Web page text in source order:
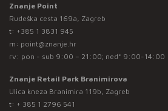
Znanje Point
Rudeška cesta 169a, Zagreb
t: +385 1 3831 945
m: point@znanje.hr
rv: pon - sub 9:00 – 21:00; ned* 9:00-14:00
Znanje Retail Park Branimirova
Ulica kneza Branimira 119b, Zagreb
t: + 385 1 2796 541